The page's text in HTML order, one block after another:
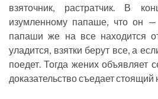
взяточник, растратчик. В
изумленному папаше, что он
папаши же на все находится
уладится, взятки берут все, а
поедет. Тогда жених
доказательство съедает стоящий